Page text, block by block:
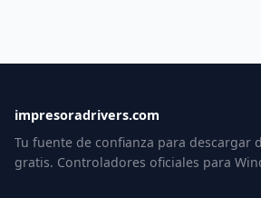
impresoradrivers.com
Tu fuente de confianza para descargar
gratis. Controladores oficiales para